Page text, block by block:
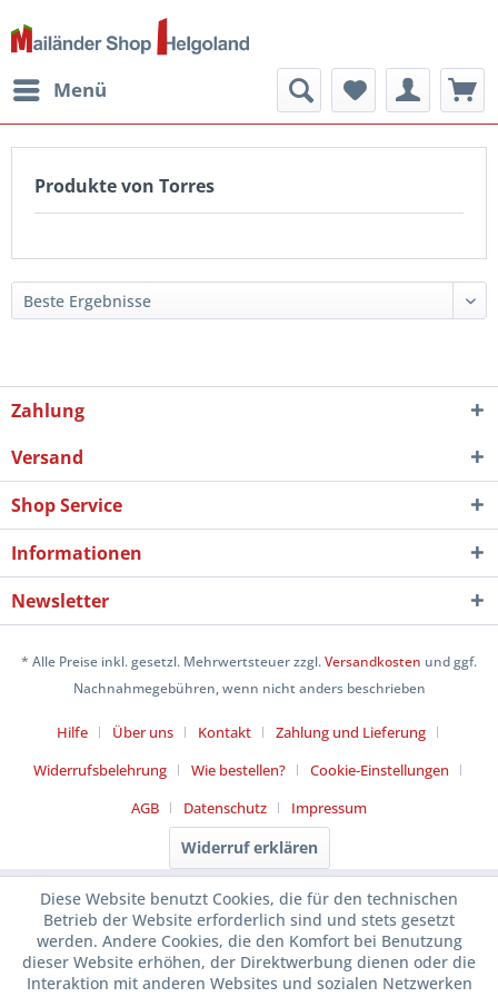
Menü
Produkte von Torres
Zahlung
Versand
Shop Service
Informationen
Newsletter
* Alle Preise inkl. gesetzl. Mehrwertsteuer zzgl.Versandkosten und ggf.
Nachnahmegebühren, wenn nicht anders beschrieben
Hilfe Über uns Kontakt
Zahlung und Lieferung
Widerrufsbelehrung
Wie bestellen?
Cookie-Einstellungen
AGB
Datenschutz Impressum
Widerruf erklären
Diese Website benutzt Cookies, die für den technischen
Betrieb der Website erforderlich sind und stets gesetzt
werden. Andere Cookies, die den Komfort bei Benutzung
dieser Website erhöhen, der Direktwerbung dienen oder die
Interaktion mit anderen Websites und sozialen Netzwerken